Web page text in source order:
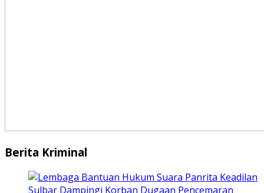
Berita Kriminal